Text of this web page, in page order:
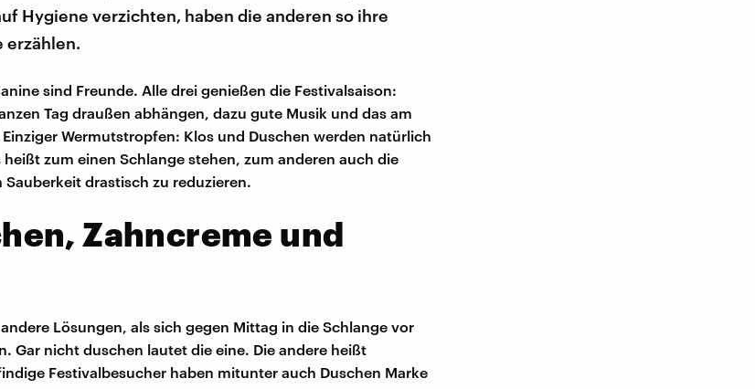
Hygiene verzichten, haben die anderen so ihre
erzählen.
sind Freunde. Alle drei genießen die Festivalsaison:
Tag draußen abhängen, dazu gute Musik und das am
Wermutstropfen: Klos und Duschen werden natürlich
zum einen Schlange stehen, zum anderen auch die
drastisch zu reduzieren.
Zahncreme und
Lösungen, als sich gegen Mittag in die Schlange vor
Gar nicht duschen lautet die eine. Die andere heißt
Festivalbesucher haben mitunter auch Duschen Marke